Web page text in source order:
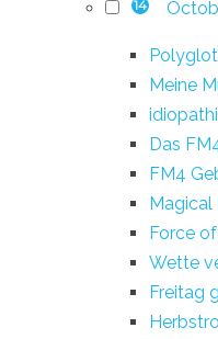
14
Meine
Das
FM4
Magical
Force
Wette
Freitag